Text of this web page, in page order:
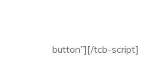
button”][/tcb-script]